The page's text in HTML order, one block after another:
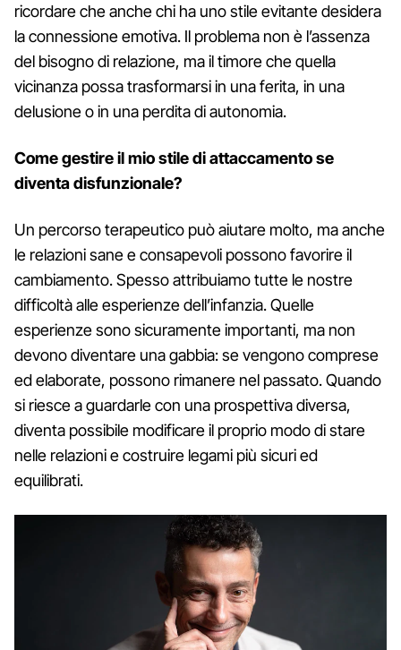
ricordare che anche chi ha uno stile evitante desidera
la connessione emotiva. Il problema non è l’assenza
del bisogno di relazione, ma il timore che quella
vicinanza possa trasformarsi in una ferita, in una
delusione o in una perdita di autonomia.
Come gestire il mio stile di attaccamento se
diventa disfunzionale?
Un percorso terapeutico può aiutare molto, ma anche
le relazioni sane e consapevoli possono favorire il
cambiamento. Spesso attribuiamo tutte le nostre
difficoltà alle esperienze dell’infanzia. Quelle
esperienze sono sicuramente importanti, ma non
devono diventare una gabbia: se vengono comprese
ed elaborate, possono rimanere nel passato. Quando
si riesce a guardarle con una prospettiva diversa,
diventa possibile modificare il proprio modo di stare
nelle relazioni e costruire legami più sicuri ed
equilibrati.